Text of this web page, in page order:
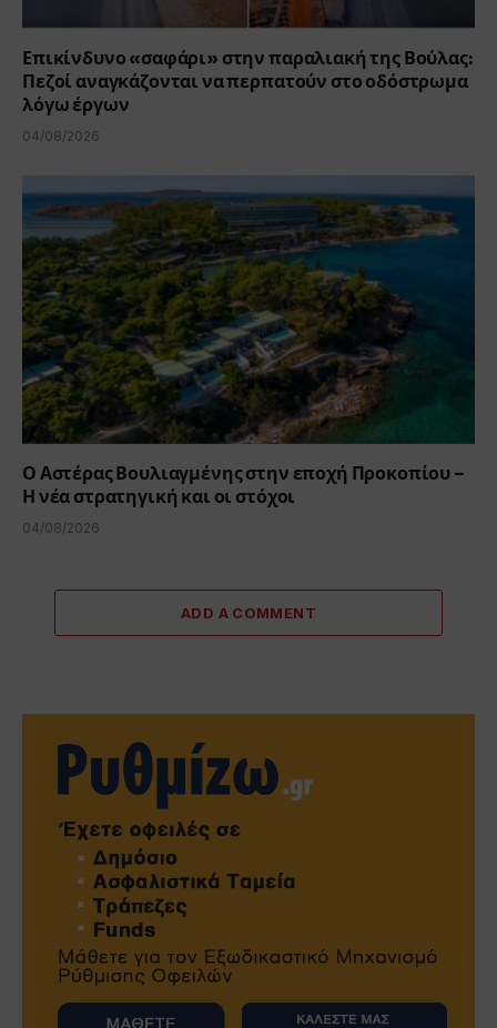
Επικίνδυνο «σαφάρι» στην παραλιακή της Βούλας:
Πεζοί αναγκάζονται να περπατούν στο οδόστρωμα
λόγω έργων
04/08/2026
Ο Αστέρας Βουλιαγμένης στην εποχή Προκοπίου –
Η νέα στρατηγική και οι στόχοι
04/08/2026
ADD A COMMENT